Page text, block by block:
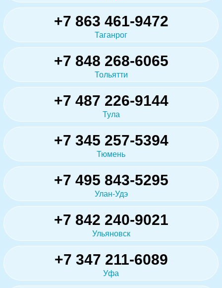
+7 863 461-9472
Таганрог
+7 848 268-6065
Тольятти
+7 487 226-9144
Тула
+7 345 257-5394
Тюмень
+7 495 843-5295
Улан-Удэ
+7 842 240-9021
Ульяновск
+7 347 211-6089
Уфа